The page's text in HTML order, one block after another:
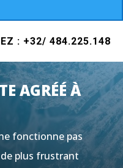
: +32/ 484.225.148
AGRÉÉ À
fonctionne pas
de plus frustrant